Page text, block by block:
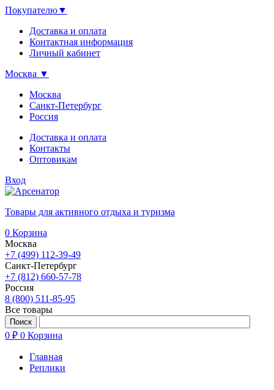
Покупателю▼
Доставка и оплата
Контактная информация
Личный кабинет
Москва ▼
Москва
Санкт-Петербург
Россия
Доставка и оплата
Контакты
Оптовикам
Вход
Товары для активного отдыха и туризма
0 Корзина
Москва
+7 (499) 112-39-49
Санкт-Петербург
+7 (812) 660-57-78
Россия
8 (800) 511-85-95
Все товары
0 ₽ 0 Корзина
Главная
Реплики